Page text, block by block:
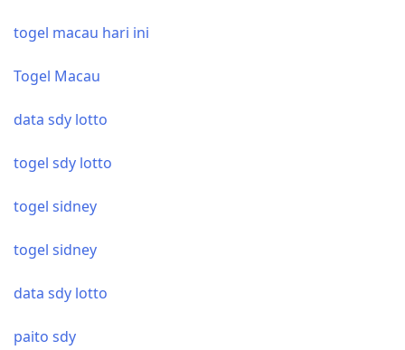
togel macau hari ini
Togel Macau
data sdy lotto
togel sdy lotto
togel sidney
togel sidney
data sdy lotto
paito sdy